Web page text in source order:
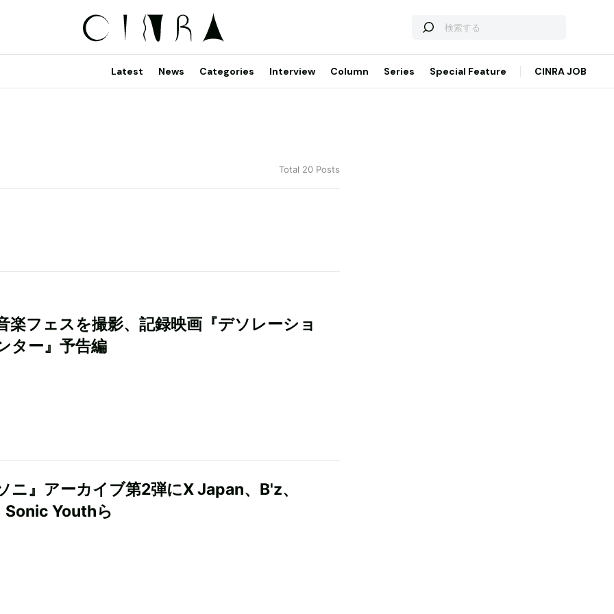
Latest News Categories Interview Column Series Special Feature CINRA JOB
Total 20 Posts
楽フェスを撮影、記録映画『デソレーショ
ター』予告編
ニ』アーカイブ第2弾にX Japan、B'z、
Sonic Youthら